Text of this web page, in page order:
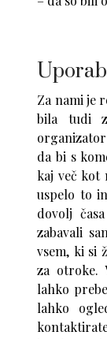
Za nami je
bila tudi
da bi s
kaj več kot
uspelo to
dovolj
zabavali
vsem, ki si
za otroke.
lahko
lahko